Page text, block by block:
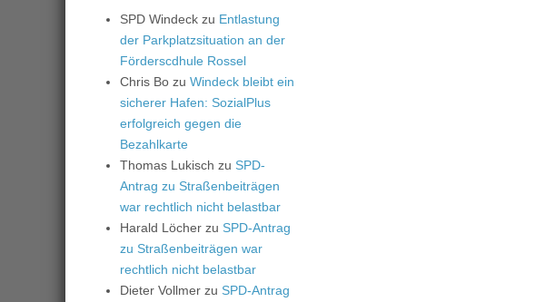
SPD Windeck zu Entlastung
der Parkplatzsituation an der
Förderscdhule Rossel
Chris Bo zu Windeck bleibt ein
sicherer Hafen: SozialPlus
erfolgreich gegen die
Bezahlkarte
Thomas Lukisch zu SPD-
Antrag zu Straßenbeiträgen
war rechtlich nicht belastbar
Harald Löcher zu SPD-Antrag
zu Straßenbeiträgen war
rechtlich nicht belastbar
Dieter Vollmer zu SPD-Antrag